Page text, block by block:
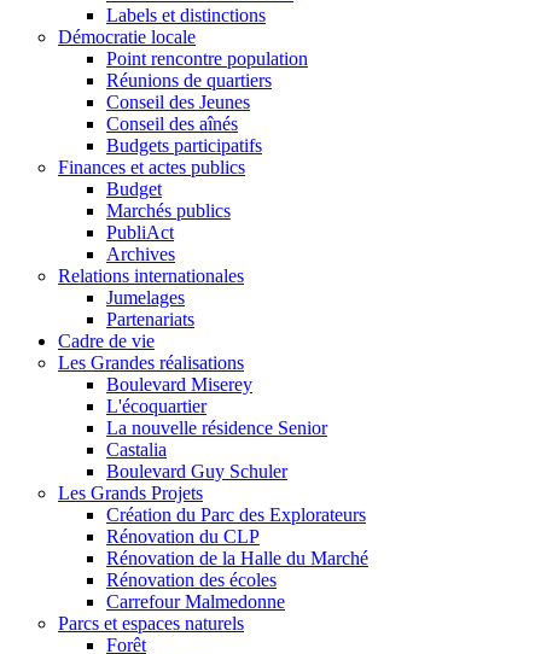
Labels et distinctions
Démocratie locale
Point rencontre population
Réunions de quartiers
Conseil des Jeunes
Conseil des aînés
Budgets participatifs
Finances et actes publics
Budget
Marchés publics
PubliAct
Archives
Relations internationales
Jumelages
Partenariats
Cadre de vie
Les Grandes réalisations
Boulevard Miserey
L'écoquartier
La nouvelle résidence Senior
Castalia
Boulevard Guy Schuler
Les Grands Projets
Création du Parc des Explorateurs
Rénovation du CLP
Rénovation de la Halle du Marché
Rénovation des écoles
Carrefour Malmedonne
Parcs et espaces naturels
Forêt